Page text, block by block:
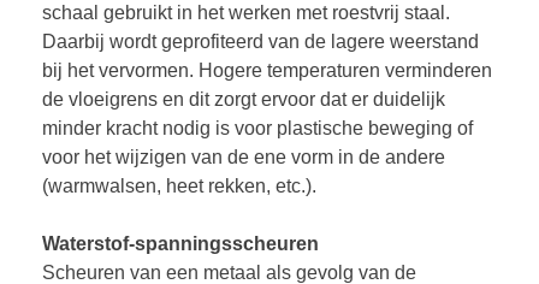
schaal gebruikt in het werken met roestvrij staal.
Daarbij wordt geprofiteerd van de lagere weerstand
bij het vervormen. Hogere temperaturen verminderen
de vloeigrens en dit zorgt ervoor dat er duidelijk
minder kracht nodig is voor plastische beweging of
voor het wijzigen van de ene vorm in de andere
(warmwalsen, heet rekken, etc.).
Waterstof-spanningsscheuren
Scheuren van een metaal als gevolg van de